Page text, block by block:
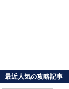
最近人気の攻略記事